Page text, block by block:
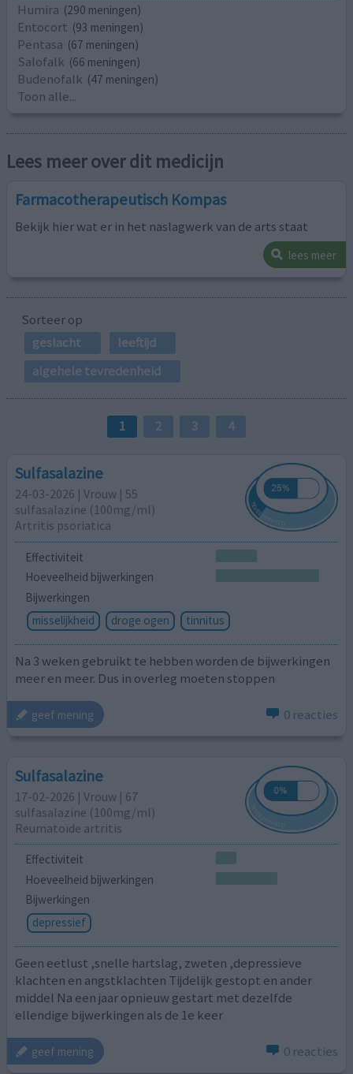
Humira (290 meningen)
Entocort (93 meningen)
Pentasa (67 meningen)
Salofalk (66 meningen)
Budenofalk (47 meningen)
Toon alle...
Lees meer over dit medicijn
Farmacotherapeutisch Kompas
Bekijk hier wat er in het naslagwerk van de arts staat
lees meer
Sorteer op
geslacht
leeftijd
algehele tevredenheid
1 2 3 4
Sulfasalazine
24-03-2026 | Vrouw | 55
sulfasalazine (100mg/ml)
Artritis psoriatica
Effectiviteit
Hoeveelheid bijwerkingen
Bijwerkingen
misselijkheid
droge ogen tinnitus
Na 3 weken gebruikt te hebben worden de bijwerkingen
meer en meer. Dus in overleg moeten stoppen
geef mening 0 reacties
Sulfasalazine
17-02-2026 | Vrouw | 67
sulfasalazine (100mg/ml)
Reumatoïde artritis
Effectiviteit
Hoeveelheid bijwerkingen
Bijwerkingen
depressief
Geen eetlust ,snelle hartslag, zweten ,depressieve
klachten en angstklachten Tijdelijk gestopt en ander
middel Na een jaar opnieuw gestart met dezelfde
ellendige bijwerkingen als de 1e keer
geef mening 0 reacties